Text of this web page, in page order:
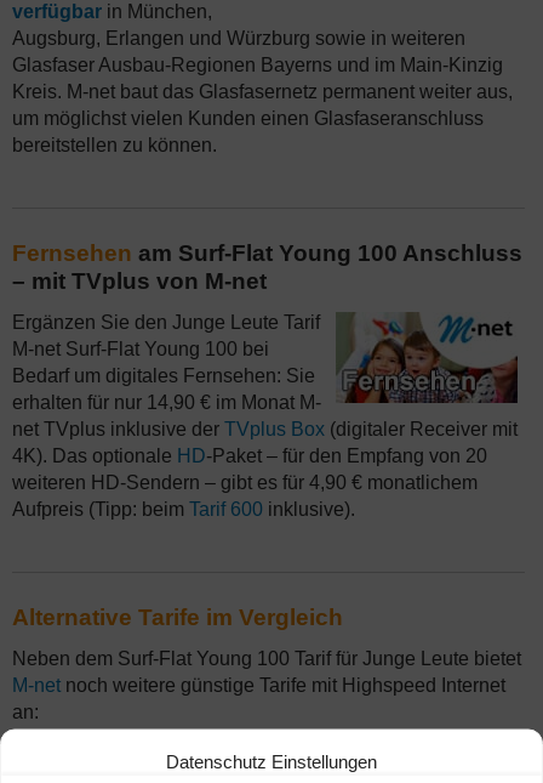
Datenschutz Einstellungen
verfügbar in München,
Augsburg, Erlangen und Würzburg sowie in weiteren
Glasfaser Ausbau-Regionen Bayerns und im Main-Kinzig
Kreis. M-net baut das Glasfasernetz permanent weiter aus,
um möglichst vielen Kunden einen Glasfaseranschluss
bereitstellen zu können.
Fernsehen am Surf-Flat Young 100 Anschluss
– mit TVplus von M-net
Ergänzen Sie den Junge Leute Tarif
M-net Surf-Flat Young 100 bei
Bedarf um digitales Fernsehen: Sie
erhalten für nur 14,90 € im Monat M-
net TVplus inklusive der TVplus Box (digitaler Receiver mit
4K). Das optionale HD-Paket – für den Empfang von 20
weiteren HD-Sendern – gibt es für 4,90 € monatlichem
Aufpreis (Tipp: beim Tarif 600 inklusive).
Alternative Tarife im Vergleich
Neben dem Surf-Flat Young 100 Tarif für Junge Leute bietet
M-net noch weitere günstige Tarife mit Highspeed Internet
an: